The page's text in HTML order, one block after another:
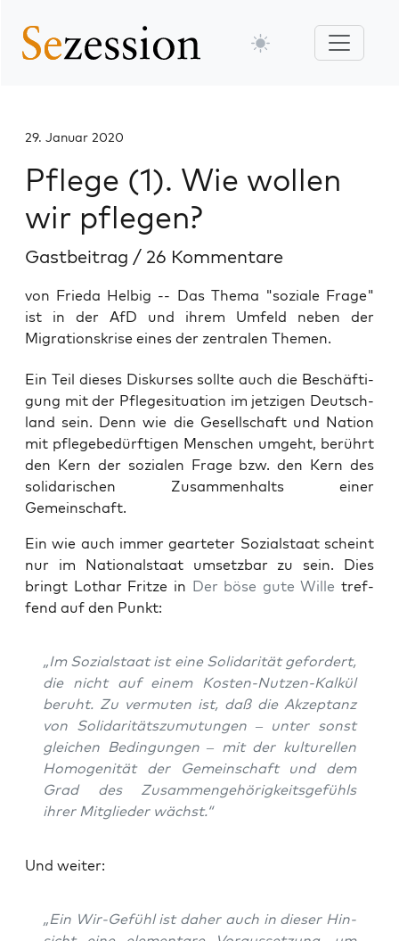
29. Januar 2020
Pflege (1). Wie wollen
wir pflegen?
Gastbeitrag / 26 Kommentare
von Frieda Helbig -- Das Thema "soziale Frage"
ist in der AfD und ihrem Umfeld neben der
Migrationskrise eines der zentralen Themen.
Ein Teil die­ses Dis­kur­ses soll­te auch die Beschäf­ti­
gung mit der Pfle­ge­si­tua­ti­on im jet­zi­gen Deutsch­
land sein. Denn wie die Gesell­schaft und Nati­on
mit pfle­ge­be­dürf­ti­gen Men­schen umgeht, berührt
den Kern der sozia­len Fra­ge bzw. den Kern des
soli­da­ri­schen Zusam­men­halts einer
Gemeinschaft.
Ein wie auch immer gear­te­ter Sozi­al­staat scheint
nur im Natio­nal­staat umsetz­bar zu sein. Dies
bringt Lothar Frit­ze in Der böse gute Wil­le tref­
fend auf den Punkt:
„Im Sozi­al­staat ist eine Soli­da­ri­tät gefor­dert,
die nicht auf einem Kos­ten-Nut­zen-Kal­kül
beruht. Zu ver­mu­ten ist, daß die Akzep­tanz
von Soli­da­ri­täts­zu­mu­tun­gen – unter sonst
glei­chen Bedin­gun­gen – mit der kul­tu­rel­len
Homo­ge­ni­tät der Gemein­schaft und dem
Grad des Zusam­men­ge­hö­rig­keits­ge­fühls
ihrer Mit­glie­der wächst.“
Und wei­ter:
„Ein Wir-Gefühl ist daher auch in die­ser Hin­